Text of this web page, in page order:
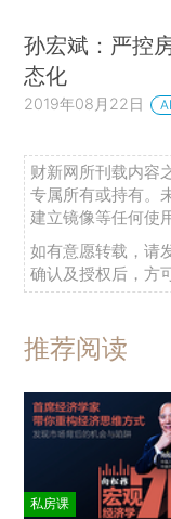
孙宏斌：严控
态化
2019年08月22日
财新网所刊载内容
专属所有或持有。
建立镜像等任何使用
如有意愿转载，请
确认及授权后，方
推荐阅读
私房课